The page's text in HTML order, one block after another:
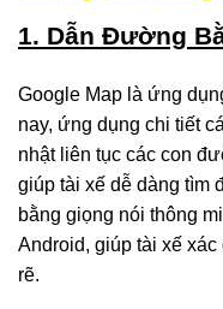
1. Dẫn Đường
Google Map là ứng
nay, ứng dụng chi tiết
nhật liên tục các con
giúp tài xế dễ dàng tìm
bằng giọng nói thông
Android, giúp tài xế
rẽ.